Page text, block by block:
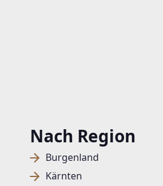
Nach Region
Burgenland
Kärnten